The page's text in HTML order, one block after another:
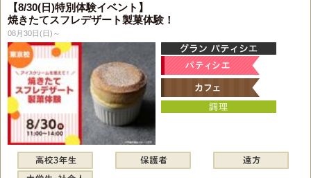
【8/30(日)特別体験イベント】
焼きたてスフレデザート製菓体験！
08月30日(日)～